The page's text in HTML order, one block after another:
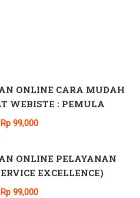
ONLINE CARA MUDAH
WEBISTE : PEMULA
Rp 99,000
ONLINE PELAYANAN
EXCELLENCE)
Rp 99,000